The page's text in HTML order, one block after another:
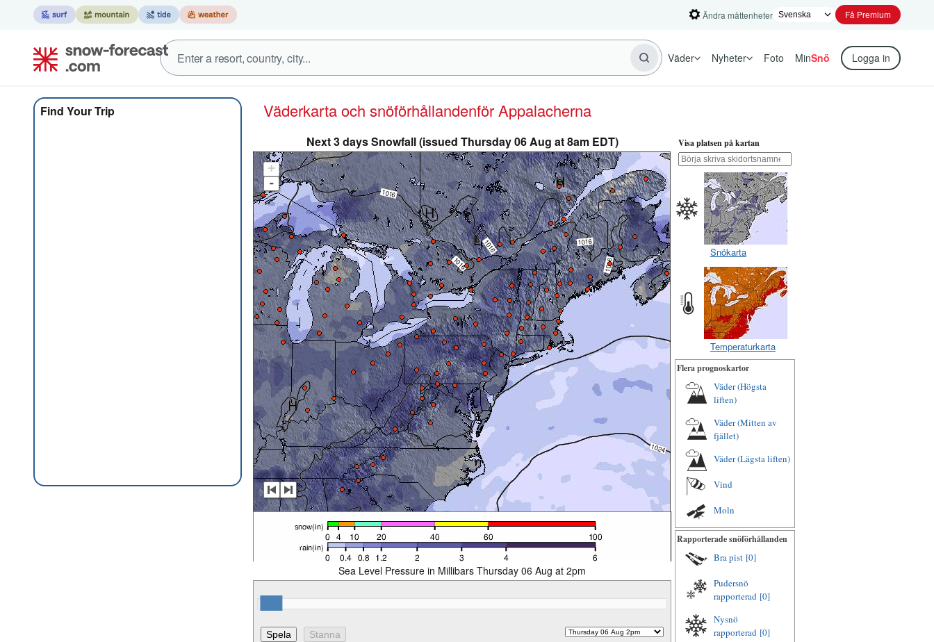
Ändra måttenheter Få Premium
Väder Nyheter Foto MinSnö Logga in
Find Your Trip Väderkarta och snöförhållandenför Appalacherna
Next 3 days Snowfall (issued Thursday 06 Aug at 8am EDT)
+
-
Sea Level Pressure in Millibars Thursday 06 Aug at 2pm
Visa platsen på kartan
Snökarta
Temperaturkarta
Flera prognoskartor
Väder (Högsta
liften)
Väder (Mitten av
fjället)
Väder (Lägsta liften)
Vind
Moln
Rapporterade snöförhållanden
Bra pist [0]
Pudersnö
rapporterad [0]
Nysnö
rapporterad [0]